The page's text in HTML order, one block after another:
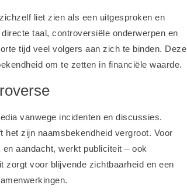
liet zien als een uitgesproken en
taal, controversiële onderwerpen en
tijd veel volgers aan zich te binden. Deze
om te zetten in financiële waarde.
vanwege incidenten en discussies.
het zijn naamsbekendheid vergroot. Voor
aandacht, werkt publiciteit – ook
zorgt voor blijvende zichtbaarheid en een